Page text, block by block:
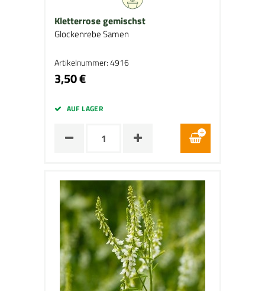
Kletterrose gemischst
Glockenrebe Samen
Artikelnummer: 4916
3,50 €
AUF LAGER